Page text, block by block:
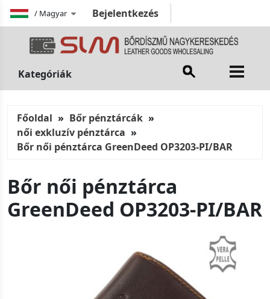
/ Magyar Bejelentkezés
Kategóriák
Főoldal
Bőr pénztárcák
női exkluzív pénztárca
Bőr női pénztárca GreenDeed OP3203-PI/BAR
Bőr női pénztárca
GreenDeed OP3203-PI/BAR